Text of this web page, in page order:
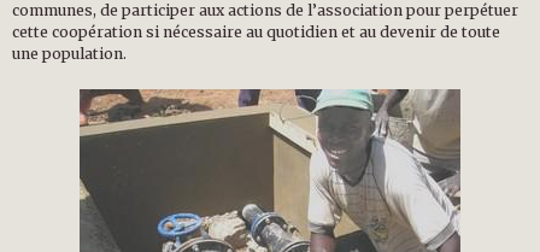
communes, de participer aux actions de l’association pour perpétuer
cette coopération si nécessaire au quotidien et au devenir de toute
une population.